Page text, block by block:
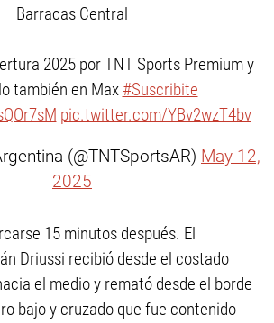
Barracas Central
2025 por TNT Sports Premium y
también en Max #Suscribite
pic.twitter.com/YBv2wzT4bv
(@TNTSportsAR) May 12,
2025
15 minutos después. El
Driussi recibió desde el costado
el medio y remató desde el borde
bajo y cruzado que fue contenido